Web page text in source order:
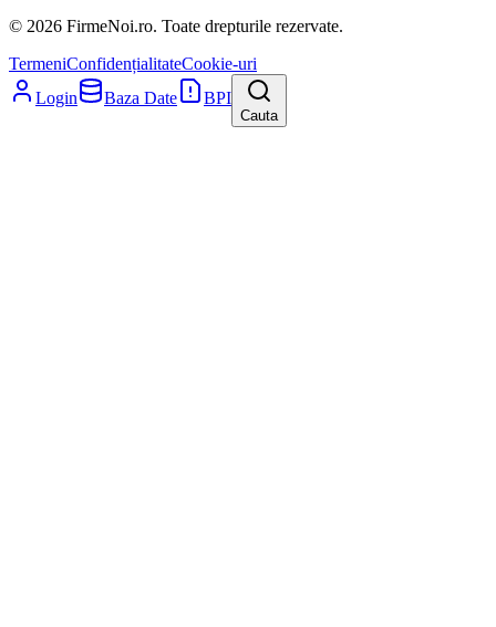
© 2026 FirmeNoi.ro. Toate drepturile rezervate.
TermeniConfidențialitateCookie-uri
Login
Baza Date BPI
Cauta